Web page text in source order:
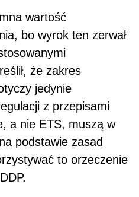
wartość
bo wyrok ten zerwał
że zakres
jedynie
z przepisami
a nie ETS, muszą w
podstawie zasad
to orzeczenie